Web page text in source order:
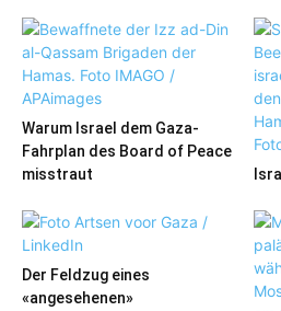
Warum Israel dem Gaza-
Fahrplan des Board of Peace
misstraut
Der Feldzug eines
«angesehenen»